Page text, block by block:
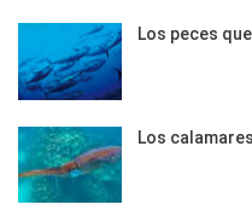
Los peces
Los